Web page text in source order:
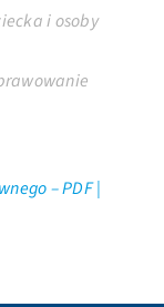
i osoby
– PDF |